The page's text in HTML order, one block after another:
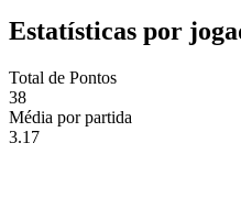
Estatísticas por
Total de Pontos
38
Média por partida
3.17